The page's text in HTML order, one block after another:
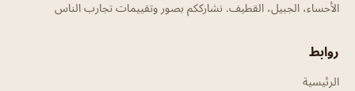
الأحساء، الجبيل، القطيف. نشارككم بصور وتقييمات تجارب الناس
روابط
الرئيسية